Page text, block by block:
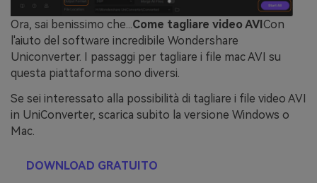
Ora, sai benissimo che...Come tagliare video AVICon
l'aiuto del software incredibile Wondershare
Uniconverter. I passaggi per tagliare i file mac AVI su
questa piattaforma sono diversi.
Se sei interessato alla possibilità di tagliare i file video AVI
in UniConverter, scarica subito la versione Windows o
Mac.
DOWNLOAD GRATUITO